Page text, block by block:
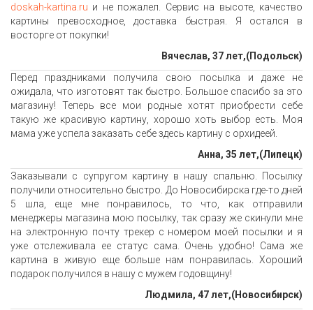
doskah-kartina.ru и не пожалел. Сервис на высоте, качество
картины превосходное, доставка быстрая. Я остался в
восторге от покупки!
Вячеслав, 37 лет,(Подольск)
Перед праздниками получила свою посылка и даже не
ожидала, что изготовят так быстро. Большое спасибо за это
магазину! Теперь все мои родные хотят приобрести себе
такую же красивую картину, хорошо хоть выбор есть. Моя
мама уже успела заказать себе здесь картину с орхидеей.
Анна, 35 лет,(Липецк)
Заказывали с супругом картину в нашу спальню. Посылку
получили относительно быстро. До Новосибирска где-то дней
5 шла, еще мне понравилось, то что, как отправили
менеджеры магазина мою посылку, так сразу же скинули мне
на электронную почту трекер с номером моей посылки и я
уже отслеживала ее статус сама. Очень удобно! Сама же
картина в живую еще больше нам понравилась. Хороший
подарок получился в нашу с мужем годовщину!
Людмила, 47 лет,(Новосибирск)